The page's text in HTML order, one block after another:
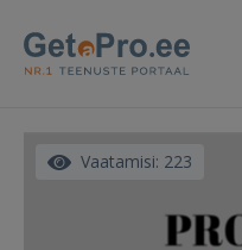
Vaatamisi: 223